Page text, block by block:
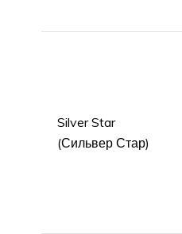
Silver Star
(Сильвер Стар)